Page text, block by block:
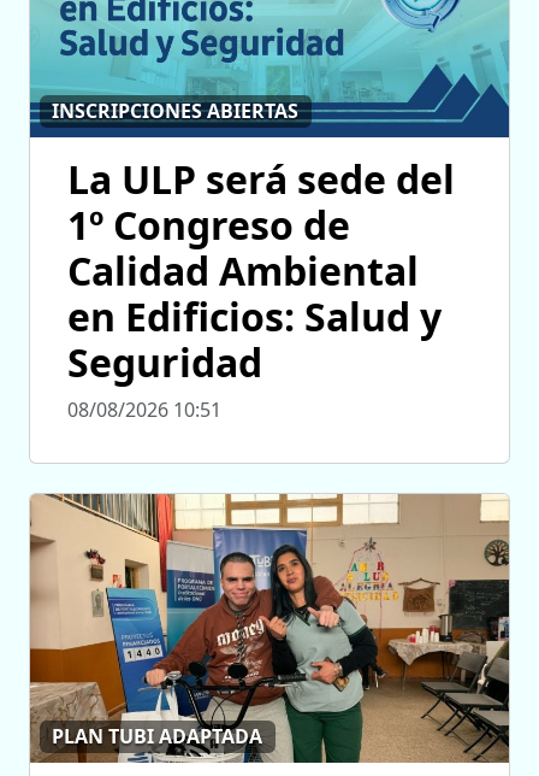
INSCRIPCIONES ABIERTAS
La ULP será sede del
1º Congreso de
Calidad Ambiental
en Edificios: Salud y
Seguridad
08/08/2026 10:51
PLAN TUBI ADAPTADA